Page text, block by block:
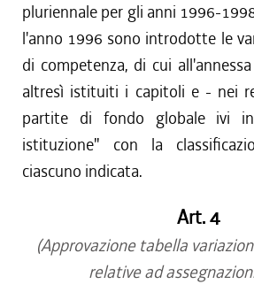
pluriennale per gli anni 1996-
l'anno 1996 sono introdotte le
di competenza, di cui
altresì istituiti i capitoli e - nei
partite di fondo globale ivi
istituzione" con la
ciascuno indicata.
Art. 4
(Approvazione tabella
relative ad